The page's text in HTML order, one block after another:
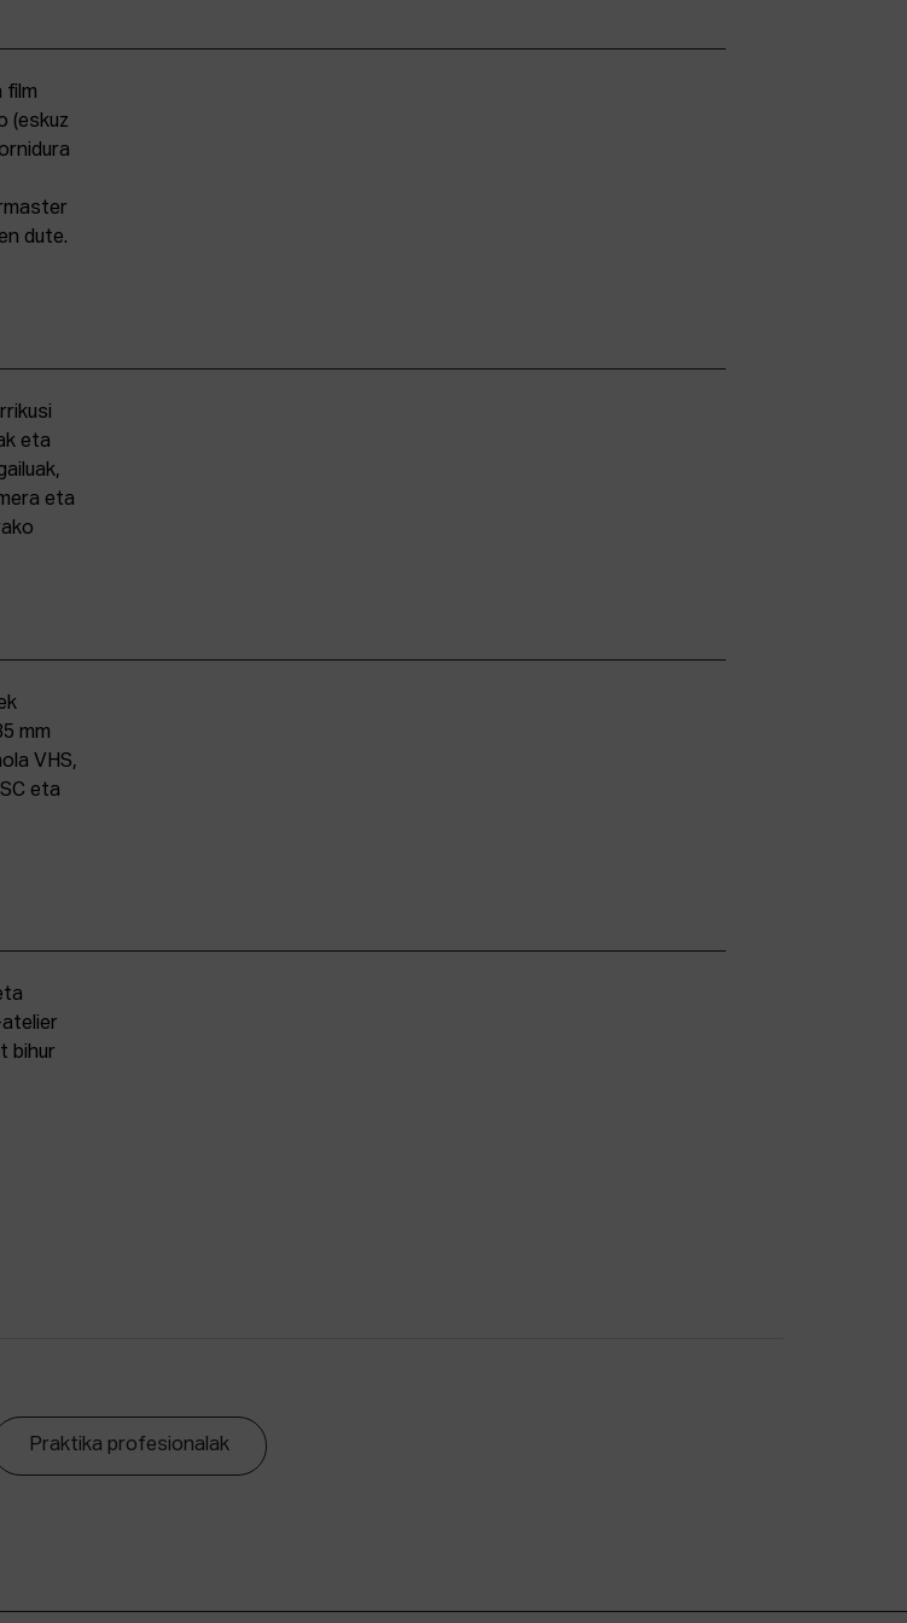
film
(eskuz
dute.
eta
eta
mm
VHS,
eta
bihur
Praktika profesionalak